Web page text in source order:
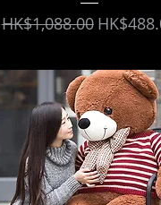
Regular Price
HK$1,088.00 Sale